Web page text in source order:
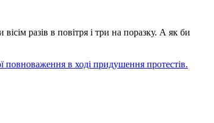
разів в повітря і три на поразку. А як би
повноваження в ході придушення протестів.